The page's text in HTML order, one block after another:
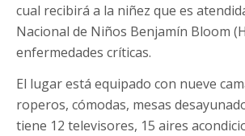
cual recibirá a la niñez que es
Nacional de Niños Benjamín Bloom
enfermedades críticas.
El lugar está equipado con nueve
roperos, cómodas, mesas
tiene 12 televisores, 15 aires